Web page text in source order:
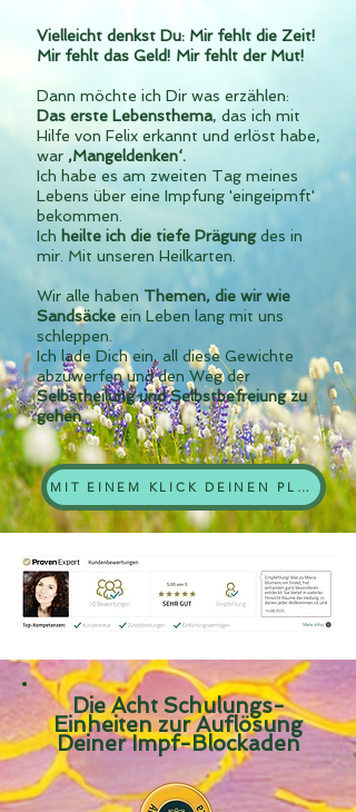
Vielleicht denkst Du: Mir fehlt die Zeit!
Mir fehlt das Geld! Mir fehlt der Mut!
Dann möchte ich Dir was erzählen:
Das erste Lebensthema, das ich mit
Hilfe von Felix erkannt und erlöst habe,
war ‚Mangeldenken‘.
Ich habe es am zweiten Tag meines
Lebens über eine Impfung 'eingeipmft'
bekommen.
Ich heilte ich die tiefe Prägungdes in
mir. Mit unseren Heilkarten.
Wir alle haben Themen, die wir wie
Sandsäcke ein Leben lang mit uns
schleppen.
Ich lade Dich ein, all diese Gewichte
abzuwerfen und den Weg der
Selbstheilung und Selbstbefreiung zu
gehen.
MIT EINEM KLICK DEINEN PLATZ SICHERN
Die Acht Schulungs-
Einheiten zur Auflösung
Deiner Impf-Blockaden